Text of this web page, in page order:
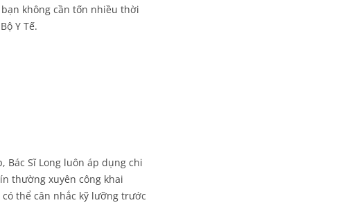
không cần tốn nhiều thời
Y Tế.
Bác Sĩ Long luôn áp dụng chi
thường xuyên công khai
thể cân nhắc kỹ lưỡng trước